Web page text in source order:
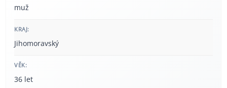
muž
KRAJ:
Jihomoravský
VĚK:
36 let